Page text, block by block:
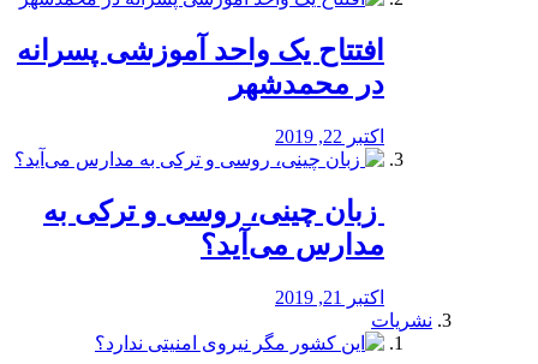
افتتاح یک واحد آموزشی پسرانه
در محمدشهر
اکتبر 22, 2019
️ زبان چینی، روسی و ترکی به
مدارس می‌آید؟
اکتبر 21, 2019
نشریات